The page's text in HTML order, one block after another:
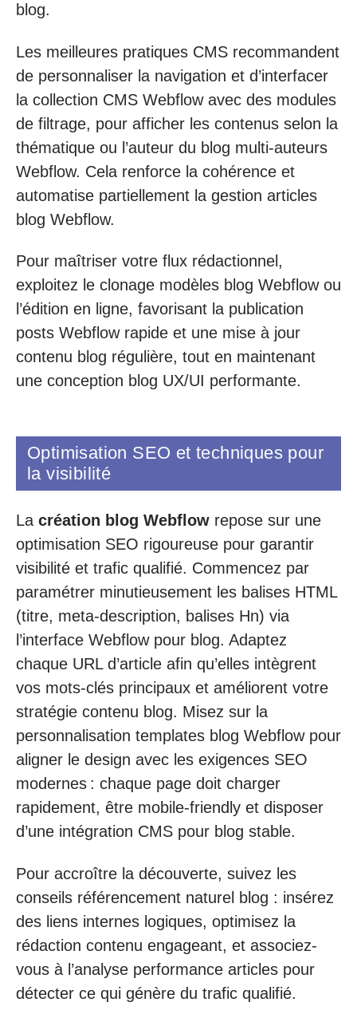
blog.
Les meilleures pratiques CMS recommandent
de personnaliser la navigation et d’interfacer
la collection CMS Webflow avec des modules
de filtrage, pour afficher les contenus selon la
thématique ou l’auteur du blog multi-auteurs
Webflow. Cela renforce la cohérence et
automatise partiellement la gestion articles
blog Webflow.
Pour maîtriser votre flux rédactionnel,
exploitez le clonage modèles blog Webflow ou
l’édition en ligne, favorisant la publication
posts Webflow rapide et une mise à jour
contenu blog régulière, tout en maintenant
une conception blog UX/UI performante.
Optimisation SEO et techniques pour
la visibilité
La création blog Webflow repose sur une
optimisation SEO rigoureuse pour garantir
visibilité et trafic qualifié. Commencez par
paramétrer minutieusement les balises HTML
(titre, meta-description, balises Hn) via
l’interface Webflow pour blog. Adaptez
chaque URL d’article afin qu’elles intègrent
vos mots-clés principaux et améliorent votre
stratégie contenu blog. Misez sur la
personnalisation templates blog Webflow pour
aligner le design avec les exigences SEO
modernes : chaque page doit charger
rapidement, être mobile-friendly et disposer
d’une intégration CMS pour blog stable.
Pour accroître la découverte, suivez les
conseils référencement naturel blog : insérez
des liens internes logiques, optimisez la
rédaction contenu engageant, et associez-
vous à l’analyse performance articles pour
détecter ce qui génère du trafic qualifié.